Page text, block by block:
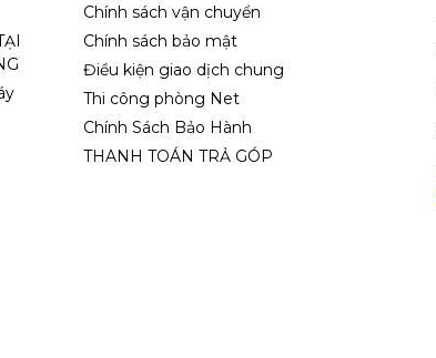
Chính sách vận chuyển
Chính sách bảo mật
Điều kiện giao dịch chung
Thi công phòng Net
Chính Sách Bảo Hành
THANH TOÁN TRẢ GÓP